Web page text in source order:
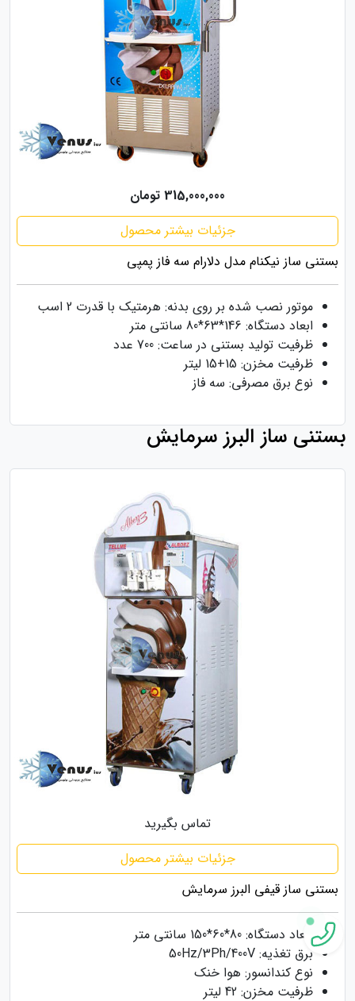
315,000,000 تومان
جزئیات بیشتر محصول
بستنی ساز نیکنام مدل دلارام سه فاز پمپی
موتور نصب شده بر روی بدنه: هرمتیک با قدرت 2 اسب
ابعاد دستگاه: 146*63*80 سانتی متر
ظرفیت تولید بستنی در ساعت: 700 عدد
ظرفیت مخزن: 15+15 لیتر
نوع برق مصرفی: سه فاز
بستنی ساز البرز سرمایش
تماس بگیرید
جزئیات بیشتر محصول
بستنی ساز قیفی البرز سرمایش
ابعاد دستگاه: 80*60*150 سانتی متر
برق تغذیه: 50Hz/3Ph/400V
نوع کندانسور: هوا خنک
ظرفیت مخزن: 42 لیتر